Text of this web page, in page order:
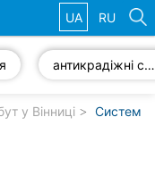
UA RU
антикрадіжні системи
у Вінниці Системи